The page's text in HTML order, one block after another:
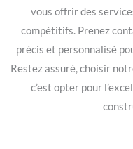
vous offrir des
compétitifs. Prenez
précis et personnalisé
Restez assuré, choisir
c’est opter pour